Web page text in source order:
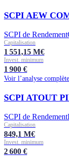
SCPI AEW
SCPI de Rendement
Capitalisation
1 551,15 M€
Invest. minimum
1 900 €
Voir l’analyse
SCPI ATOUT
SCPI de Rendement
Capitalisation
849,1 M€
Invest. minimum
2 600 €